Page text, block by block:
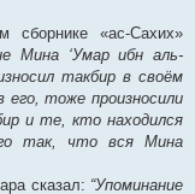
«ас-Сахих»
Мина ‘Умар ибн аль-
такбир в своём
тоже произносили
и те, кто находился
так, что вся Мина
сказал: “Упоминание